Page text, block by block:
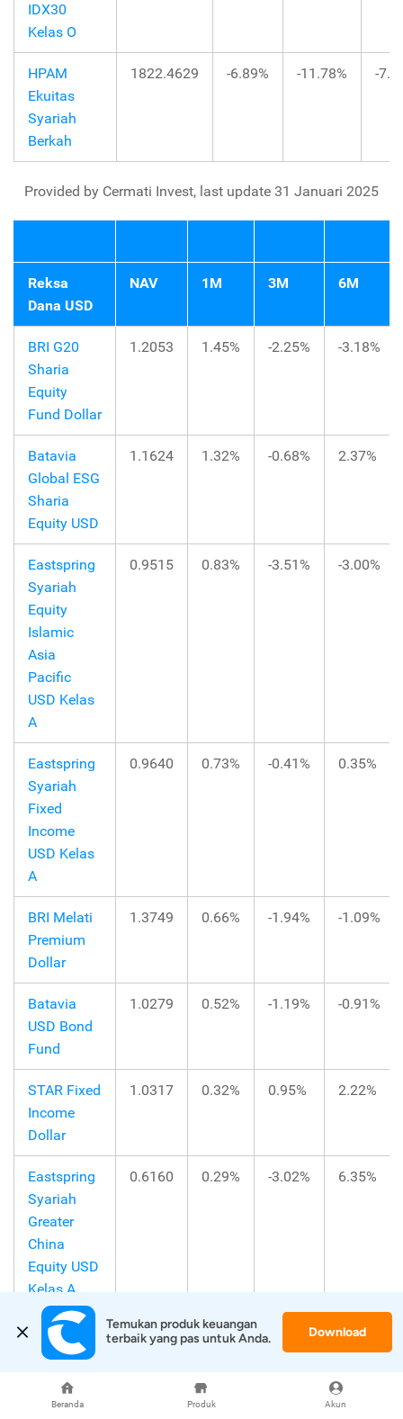
Beranda Produk Akun
IDX30
Kelas O
HPAM
Ekuitas
Syariah
Berkah
1822.4629 -6.89% -11.78% -
Provided by Cermati Invest, last update 31 Januari 2025
Reksa
Dana USD
NAV 1M 3M 6M
BRI G20
Sharia
Equity
Fund Dollar
1.2053 1.45% -2.25% -3.18%
Batavia
Global ESG
Sharia
Equity USD
1.1624 1.32% -0.68% 2.37%
Eastspring
Syariah
Equity
Islamic
Asia
Pacific
USD Kelas
A
0.9515 0.83% -3.51% -3.00%
Eastspring
Syariah
Fixed
Income
USD Kelas
A
0.9640 0.73% -0.41% 0.35%
BRI Melati
Premium
Dollar
1.3749 0.66% -1.94% -1.09%
Batavia
USD Bond
Fund
1.0279 0.52% -1.19% -0.91%
STAR Fixed
Income
Dollar
1.0317 0.32% 0.95% 2.22%
Eastspring
Syariah
Greater
China
Equity USD
Kelas A
0.6160 0.29% -3.02% 6.35%
Batavia
Technology
Equity USD
1.1738 0.10% 9.90%
Temukan produk keuangan
terbaik yang pas untuk Anda.
Download